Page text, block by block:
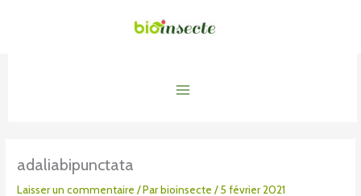
Menu
adaliabipunctata
Laisser un commentaire / Parbioinsecte/5 février 2021